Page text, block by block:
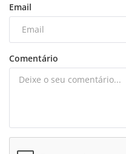
Email
Comentário